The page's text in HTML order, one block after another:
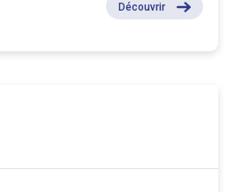
Découvrir